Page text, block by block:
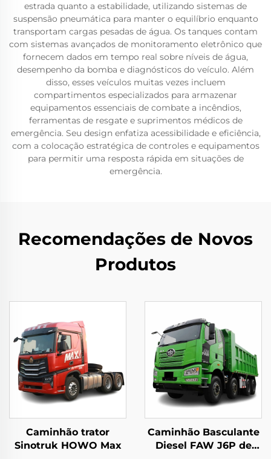
estrada quanto a estabilidade, utilizando sistemas de
suspensão pneumática para manter o equilíbrio enquanto
transportam cargas pesadas de água. Os tanques contam
com sistemas avançados de monitoramento eletrônico que
fornecem dados em tempo real sobre níveis de água,
desempenho da bomba e diagnósticos do veículo. Além
disso, esses veículos muitas vezes incluem
compartimentos especializados para armazenar
equipamentos essenciais de combate a incêndios,
ferramentas de resgate e suprimentos médicos de
emergência. Seu design enfatiza acessibilidade e eficiência,
com a colocação estratégica de controles e equipamentos
para permitir uma resposta rápida em situações de
emergência.
Recomendações de Novos
Produtos
Caminhão trator
Sinotruk HOWO Max
Caminhão Basculante
Diesel FAW J6P de